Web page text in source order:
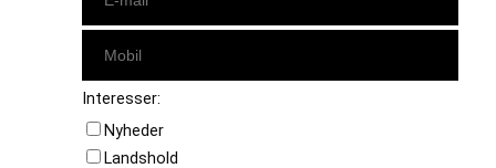
Interesser:
Nyheder
Landshold